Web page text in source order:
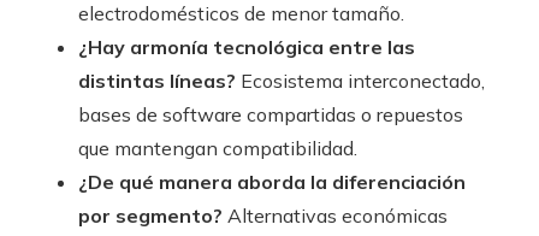
electrodomésticos de menor tamaño.
¿Hay armonía tecnológica entre las
distintas líneas? Ecosistema interconectado,
bases de software compartidas o repuestos
que mantengan compatibilidad.
¿De qué manera aborda la diferenciación
por segmento? Alternativas económicas